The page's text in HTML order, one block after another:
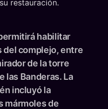
restauración.
habilitar
complejo, entre
de la torre
las Banderas. La
incluyó la
mármoles de